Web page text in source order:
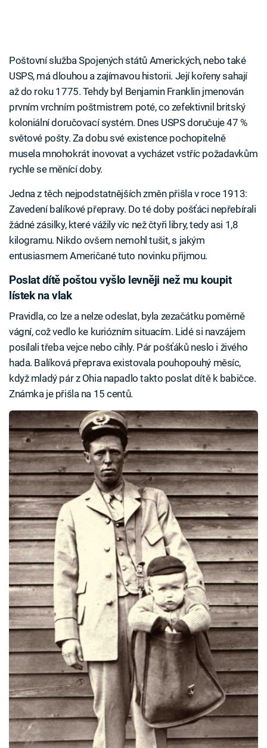
Poštovní služba Spojených států Amerických, nebo také
USPS, má dlouhou a zajímavou historii. Její kořeny sahají
až do roku 1775. Tehdy byl Benjamin Franklin jmenován
prvním vrchním poštmistrem poté, co zefektivnil britský
koloniální doručovací systém. Dnes USPS doručuje 47 %
světové pošty. Za dobu své existence pochopitelně
musela mnohokrát inovovat a vycházet vstříc požadavkům
rychle se měnící doby.
Jedna z těch nejpodstatnějších změn přišla v roce 1913:
Zavedení balíkové přepravy. Do té doby pošťáci nepřebírali
žádné zásilky, které vážily víc než čtyři libry, tedy asi 1,8
kilogramu. Nikdo ovšem nemohl tušit, s jakým
entusiasmem Američané tuto novinku přijmou.
Poslat dítě poštou vyšlo levněji než mu koupit
lístek na vlak
Pravidla, co lze a nelze odeslat, byla zezačátku poměrně
vágní, což vedlo ke kuriózním situacím. Lidé si navzájem
posílali třeba vejce nebo cihly. Pár pošťáků neslo i živého
hada. Balíková přeprava existovala pouhopouhý měsíc,
když mladý pár z Ohia napadlo takto poslat dítě k babičce.
Známka je přišla na 15 centů.